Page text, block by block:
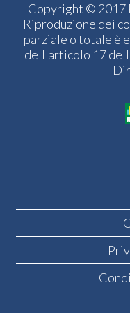
Copyright © 2017
Riproduzione dei
parziale o totale è
dell'articolo 17